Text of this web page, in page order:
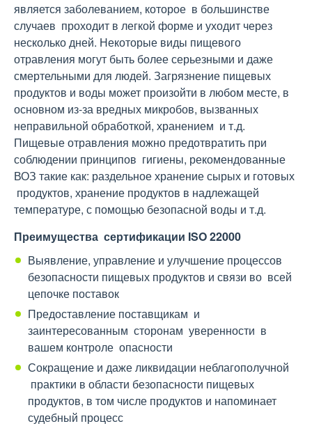
является заболеванием, которое в большинстве
случаев проходит в легкой форме и уходит через
несколько дней. Некоторые виды пищевого
отравления могут быть более серьезными и даже
смертельными для людей. Загрязнение пищевых
продуктов и воды может произойти в любом месте, в
основном из-за вредных микробов, вызванных
неправильной обработкой, хранением и т.д.
Пищевые отравления можно предотвратить при
соблюдении принципов гигиены, рекомендованные
ВОЗ такие как: раздельное хранение сырых и готовых
продуктов, хранение продуктов в надлежащей
температуре, с помощью безопасной воды и т.д.
Преимущества сертификации ISO 22000
Выявление, управление и улучшение процессов
безопасности пищевых продуктов и связи во всей
цепочке поставок
Предоставление поставщикам и
заинтересованным сторонам уверенности в
вашем контроле опасности
Сокращение и даже ликвидации неблагополучной
практики в области безопасности пищевых
продуктов, в том числе продуктов и напоминает
судебный процесс